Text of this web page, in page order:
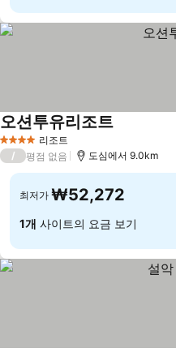
4 성급 리조트
오션투유리조트
/ 평점 없음 도심에서 9.0km
최저가 ₩52,272
1개 사이트의 요금 보기